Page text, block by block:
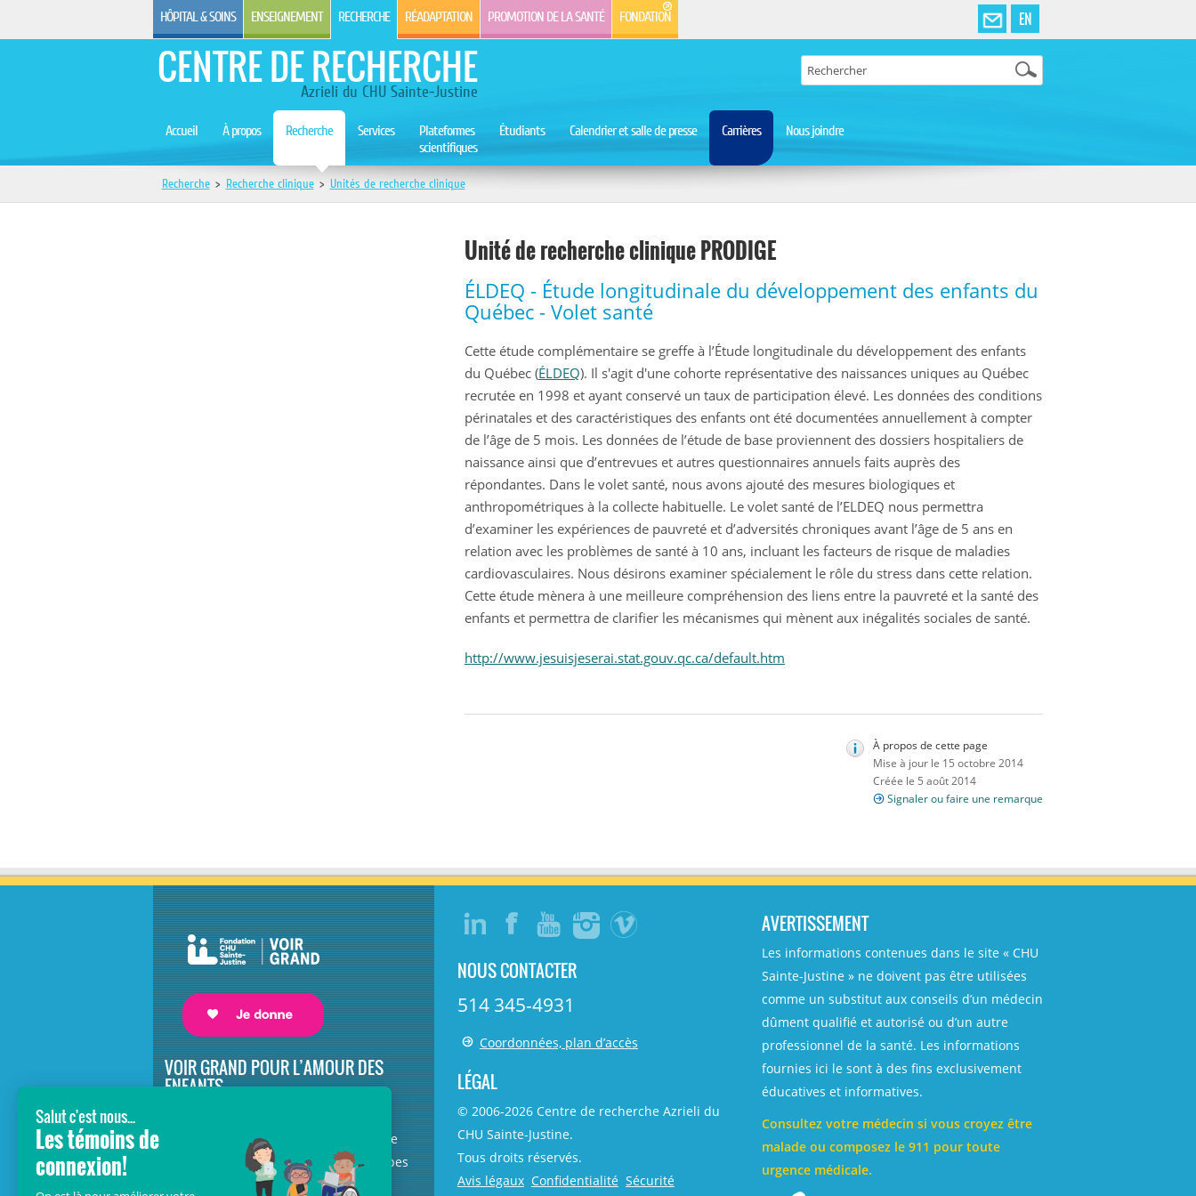
EN
HÔPITAL & SOINS ENSEIGNEMENT RECHERCHE RÉADAPTATION PROMOTION DE LA SANTÉ FONDATION
CENTRE DE RECHERCHE
Azrieli du CHU Sainte-Justine
Accueil À propos Recherche Services
Plateformes
scientifiques
Étudiants Calendrier et salle de presse Carrières Nous joindre
Recherche > Recherche clinique > Unités de recherche clinique
Unité de recherche clinique PRODIGE
ÉLDEQ - Étude longitudinale du développement des enfants du
Québec - Volet santé
Cette étude complémentaire se greffe à l’Étude longitudinale du développement des enfants
du Québec (ÉLDEQ). Il s'agit d'une cohorte représentative des naissances uniques au Québec
recrutée en 1998 et ayant conservé un taux de participation élevé. Les données des conditions
périnatales et des caractéristiques des enfants ont été documentées annuellement à compter
de l’âge de 5 mois. Les données de l’étude de base proviennent des dossiers hospitaliers de
naissance ainsi que d’entrevues et autres questionnaires annuels faits auprès des
répondantes. Dans le volet santé, nous avons ajouté des mesures biologiques et
anthropométriques à la collecte habituelle. Le volet santé de l’ELDEQ nous permettra
d’examiner les expériences de pauvreté et d’adversités chroniques avant l’âge de 5 ans en
relation avec les problèmes de santé à 10 ans, incluant les facteurs de risque de maladies
cardiovasculaires. Nous désirons examiner spécialement le rôle du stress dans cette relation.
Cette étude mènera à une meilleure compréhension des liens entre la pauvreté et la santé des
enfants et permettra de clarifier les mécanismes qui mènent aux inégalités sociales de santé.
http://www.jesuisjeserai.stat.gouv.qc.ca/default.htm
À propos de cette page
Mise à jour le 15 octobre 2014
Créée le 5 août 2014
Signaler ou faire une remarque
VOIR GRAND POUR L’AMOUR DES
ENFANTS
vous au cœur de la campagne majeure
Voir Grand, nous conduisons les équipes
soignantes vers les opportunités de la
NOUS CONTACTER
514 345-4931
Coordonnées, plan d’accès
LÉGAL
© 2006-2026Centre de recherche Azrieli du
CHU Sainte-Justine.
Tous droits réservés.
Avis légaux Confidentialité Sécurité
AVERTISSEMENT
Les informations contenues dans le site « CHU
Sainte-Justine » ne doivent pas être utilisées
comme un substitut aux conseils d’un médecin
dûment qualifié et autorisé ou d’un autre
professionnel de la santé. Les informations
fournies ici le sont à des fins exclusivement
éducatives et informatives.
Consultez votre médecin si vous croyez être
malade ou composez le 911 pour toute
urgence médicale.